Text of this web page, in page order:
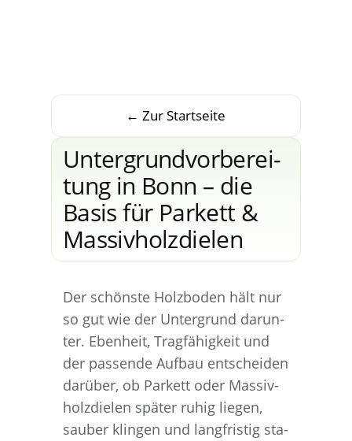
← Zur Startseite
Unter­grund­vor­be­rei­
tung in Bonn – die
Basis für Par­kett &
Massivholzdielen
Der schöns­te Holz­bo­den hält nur
so gut wie der Unter­grund dar­un­
ter. Eben­heit, Trag­fä­hig­keit und
der pas­sen­de Auf­bau ent­schei­den
dar­über, ob Par­kett oder Mas­siv­
holz­die­len spä­ter ruhig lie­gen,
sau­ber klin­gen und lang­fris­tig sta­